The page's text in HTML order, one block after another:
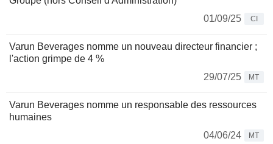
01/09/25
CI
Varun Beverages nomme un nouveau directeur financier ;
l'action grimpe de 4 %
29/07/25
MT
Varun Beverages nomme un responsable des ressources
humaines
04/06/24
MT